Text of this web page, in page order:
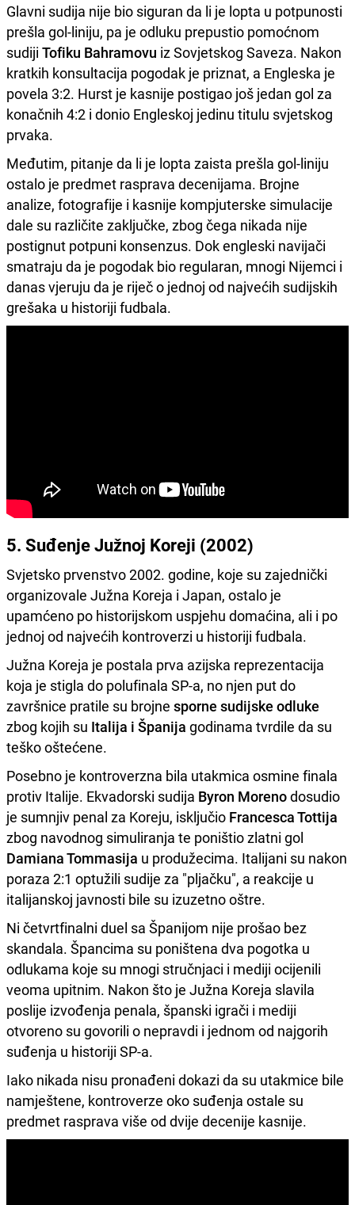
Glavni sudija nije bio siguran da li je lopta u potpunosti
prešla gol-liniju, pa je odluku prepustio pomoćnom
sudiji Tofiku Bahramovu iz Sovjetskog Saveza. Nakon
kratkih konsultacija pogodak je priznat, a Engleska je
povela 3:2. Hurst je kasnije postigao još jedan gol za
konačnih 4:2 i donio Engleskoj jedinu titulu svjetskog
prvaka.
Međutim, pitanje da li je lopta zaista prešla gol-liniju
ostalo je predmet rasprava decenijama. Brojne
analize, fotografije i kasnije kompjuterske simulacije
dale su različite zaključke, zbog čega nikada nije
postignut potpuni konsenzus. Dok engleski navijači
smatraju da je pogodak bio regularan, mnogi Nijemci i
danas vjeruju da je riječ o jednoj od najvećih sudijskih
grešaka u historiji fudbala.
5. Suđenje Južnoj Koreji (2002)
Svjetsko prvenstvo 2002. godine, koje su zajednički
organizovale Južna Koreja i Japan, ostalo je
upamćeno po historijskom uspjehu domaćina, ali i po
jednoj od najvećih kontroverzi u historiji fudbala.
Južna Koreja je postala prva azijska reprezentacija
koja je stigla do polufinala SP-a, no njen put do
završnice pratile su brojne sporne sudijske odluke
zbog kojih su Italija i Španija godinama tvrdile da su
teško oštećene.
Posebno je kontroverzna bila utakmica osmine finala
protiv Italije. Ekvadorski sudija Byron Morenodosudio
je sumnjiv penal za Koreju, isključio Francesca Tottija
zbog navodnog simuliranja te poništio zlatni gol
Damiana Tommasija u produžecima. Italijani su nakon
poraza 2:1 optužili sudije za "pljačku", a reakcije u
italijanskoj javnosti bile su izuzetno oštre.
Ni četvrtfinalni duel sa Španijom nije prošao bez
skandala. Špancima su poništena dva pogotka u
odlukama koje su mnogi stručnjaci i mediji ocijenili
veoma upitnim. Nakon što je Južna Koreja slavila
poslije izvođenja penala, španski igrači i mediji
otvoreno su govorili o nepravdi i jednom od najgorih
suđenja u historiji SP-a.
Iako nikada nisu pronađeni dokazi da su utakmice bile
namještene, kontroverze oko suđenja ostale su
predmet rasprava više od dvije decenije kasnije.